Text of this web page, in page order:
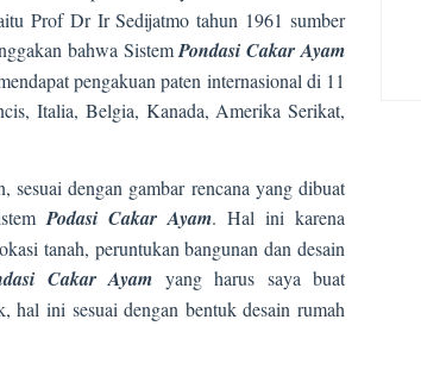
Prof Dr Ir Sedijatmo tahun 1961 sumber
bahwa SistemPondasi Cakar Ayam
pengakuan paten internasional di 11
Italia, Belgia, Kanada, Amerika Serikat,
sesuai dengan gambar rencana yang dibuat
Podasi Cakar Ayam. Hal ini karena
tanah, peruntukan bangunan dan desain
Cakar Ayam yang harus saya buat
hal ini sesuai dengan bentuk desain rumah